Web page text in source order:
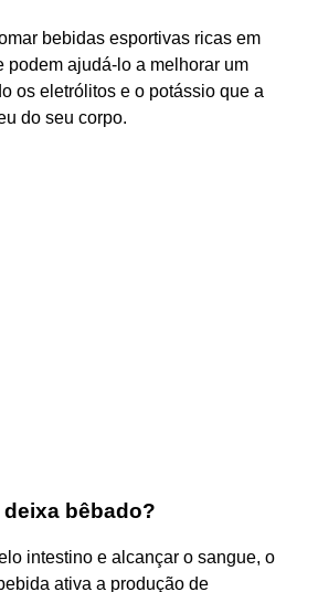
bebidas esportivas ricas em
podem ajudá-lo a melhorar um
os eletrólitos e o potássio que a
do seu corpo.
bêbado?
intestino e alcançar o sangue, o
ativa a produção de